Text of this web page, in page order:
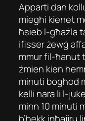
Apparti dan
miegħi kienet
ħsieb l-għażla
ifisser żewġ
mmur fil-ħanut
żmien kien
minuti bogħod
kelli nara li l-
minn 10 minuti